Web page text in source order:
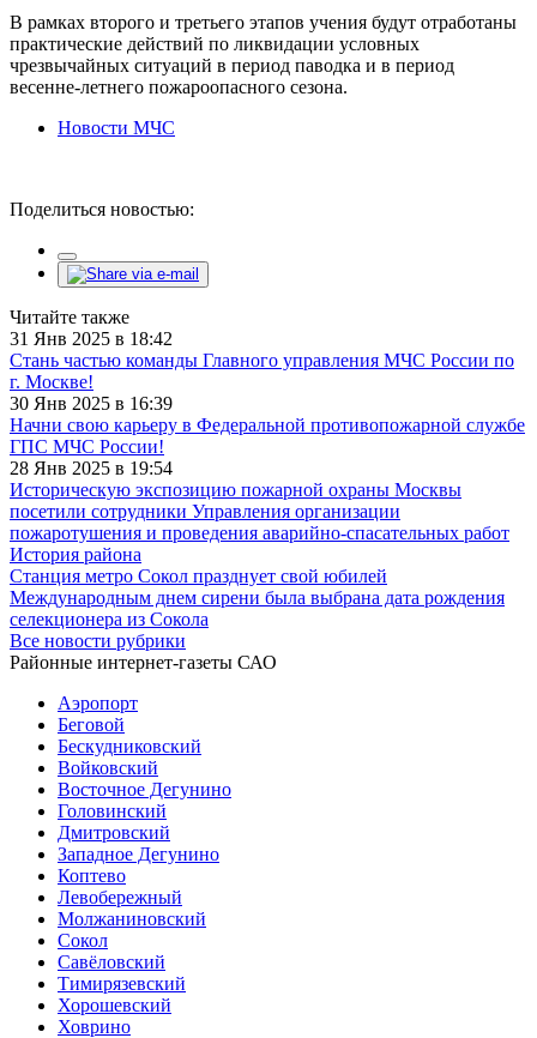
В рамках второго и третьего этапов учения будут отработаны
практические действий по ликвидации условных
чрезвычайных ситуаций в период паводка и в период
весенне-летнего пожароопасного сезона.
Новости МЧС
Поделиться новостью:
Читайте также
31 Янв 2025 в 18:42
Стань частью команды Главного управления МЧС России по
г. Москве!
30 Янв 2025 в 16:39
Начни свою карьеру в Федеральной противопожарной службе
ГПС МЧС России!
28 Янв 2025 в 19:54
Историческую экспозицию пожарной охраны Москвы
посетили сотрудники Управления организации
пожаротушения и проведения аварийно-спасательных работ
История района
Станция метро Сокол празднует свой юбилей
Международным днем сирени была выбрана дата рождения
селекционера из Сокола
Все новости рубрики
Районные интернет-газеты САО
Аэропорт
Беговой
Бескудниковский
Войковский
Восточное Дегунино
Головинский
Дмитровский
Западное Дегунино
Коптево
Левобережный
Молжаниновский
Сокол
Савёловский
Тимирязевский
Хорошевский
Ховрино